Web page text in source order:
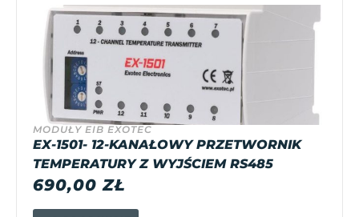
MODUŁY EIB EXOTEC
EX-1501- 12-KANAŁOWY PRZETWORNIK
TEMPERATURY Z WYJŚCIEM RS485
690,00ZŁ